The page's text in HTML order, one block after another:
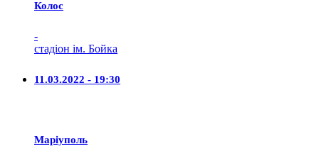
Колос
-
стадіон ім. Бойка
11.03.2022 - 19:30
Маріуполь